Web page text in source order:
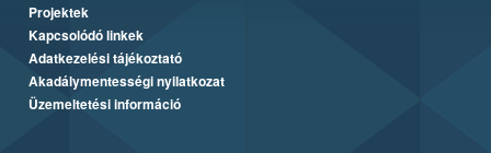
Projektek
Kapcsolódó linkek
Adatkezelési tájékoztató
Akadálymentességi nyilatkozat
Üzemeltetési információ